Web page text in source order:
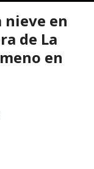
nieve en
de La
en